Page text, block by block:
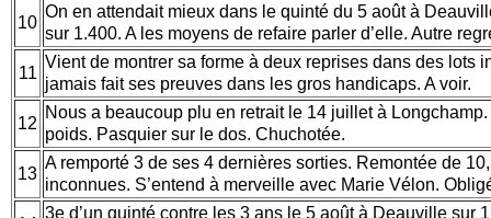
10
On en attendait mieux dans le quinté du 5 août à
sur 1.400. A les moyens de refaire parler d’elle. Autre
11
Vient de montrer sa forme à deux reprises dans des lots
jamais fait ses preuves dans les gros handicaps. A voir.
12
Nous a beaucoup plu en retrait le 14 juillet à
poids. Pasquier sur le dos. Chuchotée.
13
A remporté 3 de ses 4 dernières sorties. Remontée de
inconnues. S’entend à merveille avec Marie Vélon.
3e d’un quinté contre les 3 ans le 5 août à Deauville sur